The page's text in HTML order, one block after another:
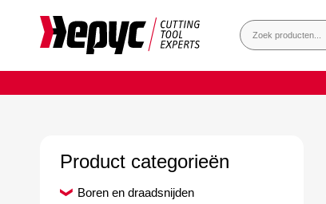
Product categorieën
Boren en draadsnijden